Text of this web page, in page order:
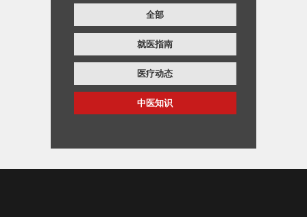
全部
就医指南
医疗动态
中医知识